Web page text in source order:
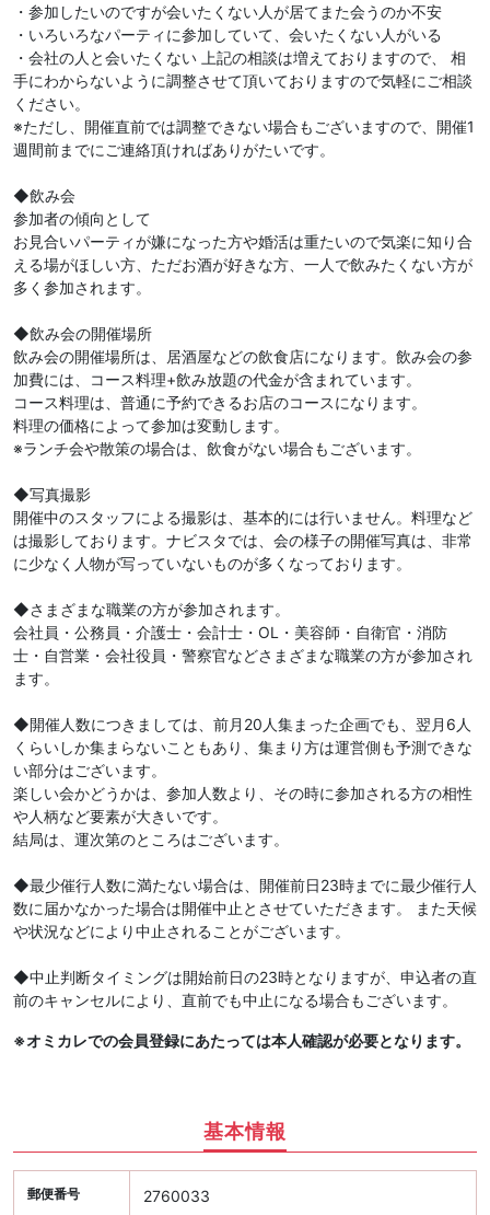
・参加したいのですが会いたくない人が居てまた会うのか不安
・いろいろなパーティに参加していて、会いたくない人がいる
・会社の人と会いたくない 上記の相談は増えておりますので、 相
手にわからないように調整させて頂いておりますので気軽にご相談
ください。
※ただし、開催直前では調整できない場合もございますので、開催1
週間前までにご連絡頂ければありがたいです。
◆飲み会
参加者の傾向として
お見合いパーティが嫌になった方や婚活は重たいので気楽に知り合
える場がほしい方、ただお酒が好きな方、一人で飲みたくない方が
多く参加されます。
◆飲み会の開催場所
飲み会の開催場所は、居酒屋などの飲食店になります。飲み会の参
加費には、コース料理+飲み放題の代金が含まれています。
コース料理は、普通に予約できるお店のコースになります。
料理の価格によって参加は変動します。
※ランチ会や散策の場合は、飲食がない場合もございます。
◆写真撮影
開催中のスタッフによる撮影は、基本的には行いません。料理など
は撮影しております。ナビスタでは、会の様子の開催写真は、非常
に少なく人物が写っていないものが多くなっております。
◆さまざまな職業の方が参加されます。
会社員・公務員・介護士・会計士・OL・美容師・自衛官・消防
士・自営業・会社役員・警察官などさまざまな職業の方が参加され
ます。
◆開催人数につきましては、前月20人集まった企画でも、翌月6人
くらいしか集まらないこともあり、集まり方は運営側も予測できな
い部分はございます。
楽しい会かどうかは、参加人数より、その時に参加される方の相性
や人柄など要素が大きいです。
結局は、運次第のところはございます。
◆最少催行人数に満たない場合は、開催前日23時までに最少催行人
数に届かなかった場合は開催中止とさせていただきます。 また天候
や状況などにより中止されることがございます。
◆中止判断タイミングは開始前日の23時となりますが、申込者の直
前のキャンセルにより、直前でも中止になる場合もございます。
※オミカレでの会員登録にあたっては本人確認が必要となります。
基本情報
郵便番号 2760033